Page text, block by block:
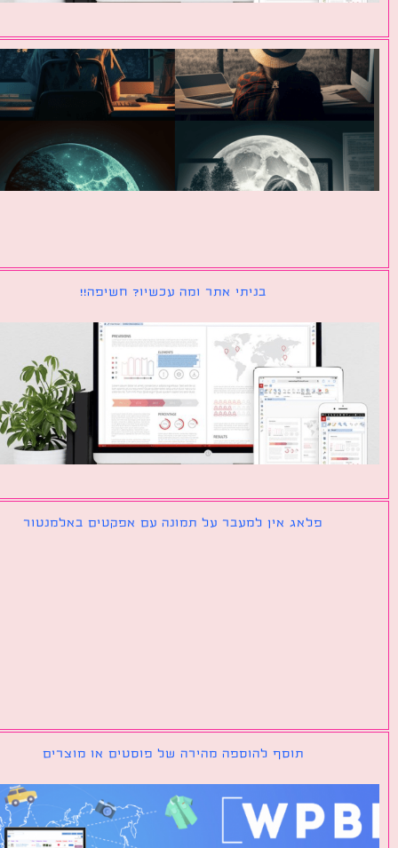
בניתי אתר ומה עכשיו? חשיפה!!
פלאג אין למעבר על תמונה עם אפקטים באלמנטור
תוסף להוספה מהירה של פוסטים או מוצרים